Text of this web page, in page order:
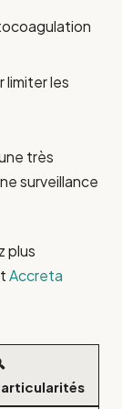
limiter les
très
surveillance
plus
Accreta